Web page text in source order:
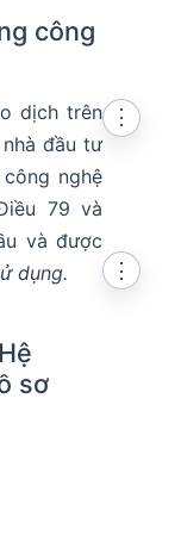
công
dịch trên
đầu tư
nghệ
79 và
và được
dụng.
⋮
sơ
⋮